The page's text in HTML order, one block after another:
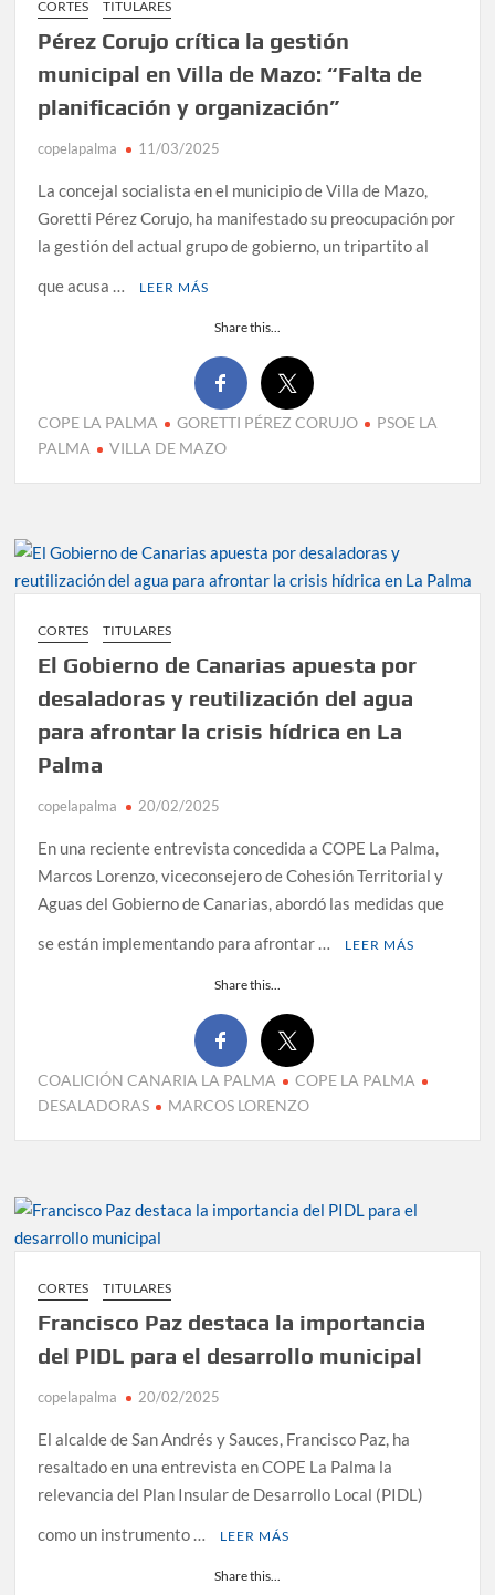
CORTES TITULARES
Pérez Corujo crítica la gestión
municipal en Villa de Mazo: “Falta de
planificación y organización”
copelapalma 11/03/2025
La concejal socialista en el municipio de Villa de Mazo,
Goretti Pérez Corujo, ha manifestado su preocupación por
la gestión del actual grupo de gobierno, un tripartito al
que acusa …
LEER MÁS
Share this...
COPE LA PALMA GORETTI PÉREZ CORUJO
PSOE LA
PALMA
VILLA DE MAZO
CORTES TITULARES
El Gobierno de Canarias apuesta por
desaladoras y reutilización del agua
para afrontar la crisis hídrica en La
Palma
copelapalma 20/02/2025
En una reciente entrevista concedida a COPE La Palma,
Marcos Lorenzo, viceconsejero de Cohesión Territorial y
Aguas del Gobierno de Canarias, abordó las medidas que
se están implementando para afrontar …
LEER MÁS
Share this...
COALICIÓN CANARIA LA PALMA
COPE LA PALMA
DESALADORAS
MARCOS LORENZO
CORTES TITULARES
Francisco Paz destaca la importancia
del PIDL para el desarrollo municipal
copelapalma 20/02/2025
El alcalde de San Andrés y Sauces, Francisco Paz, ha
resaltado en una entrevista en COPE La Palma la
relevancia del Plan Insular de Desarrollo Local (PIDL)
como un instrumento …
LEER MÁS
Share this...